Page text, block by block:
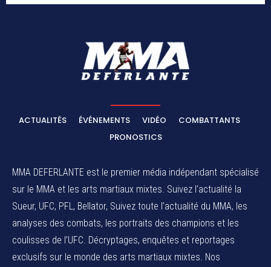
ACTUALITÉS ÉVÉNEMENTS VIDÉO
COMBATTANTS
PRONOSTICS
MMA DEFERLANTE est le premier média indépendant spécialisé
sur le MMA et les arts martiaux mixtes. Suivez l’actualité la
Sueur, UFC, PFL, Bellator, Suivez toute l’actualité du MMA, les
analyses des combats, les portraits des champions et les
coulisses de l’UFC. Décryptages, enquêtes et reportages
exclusifs sur le monde des arts martiaux mixtes. Nos